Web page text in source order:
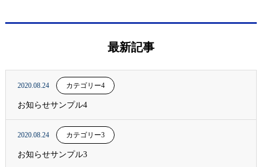
最新記事
2020.08.24 カテゴリー4
お知らせサンプル4
2020.08.24 カテゴリー3
お知らせサンプル3